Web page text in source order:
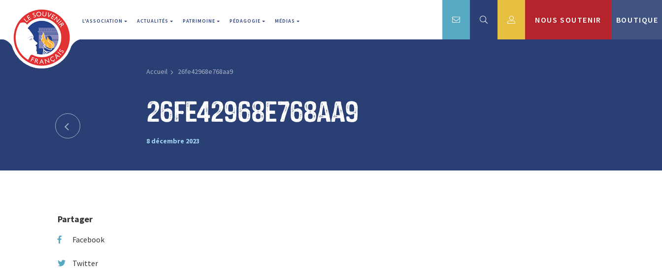
L'ASSOCIATION ACTUALITÉS PATRIMOINE PÉDAGOGIE MÉDIAS NOUS SOUTENIR BOUTIQUE
Accueil 26fe42968e768aa9
26fe42968e768aa9
8 décembre 2023
Partager
Facebook
Twitter